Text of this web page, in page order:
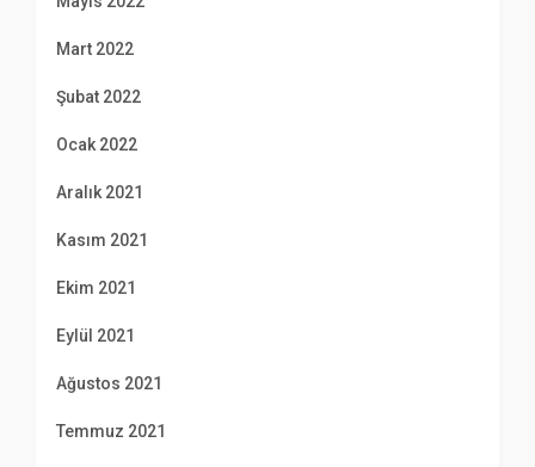
Mart 2022
Şubat 2022
Ocak 2022
Aralık 2021
Kasım 2021
Ekim 2021
Eylül 2021
Ağustos 2021
Temmuz 2021